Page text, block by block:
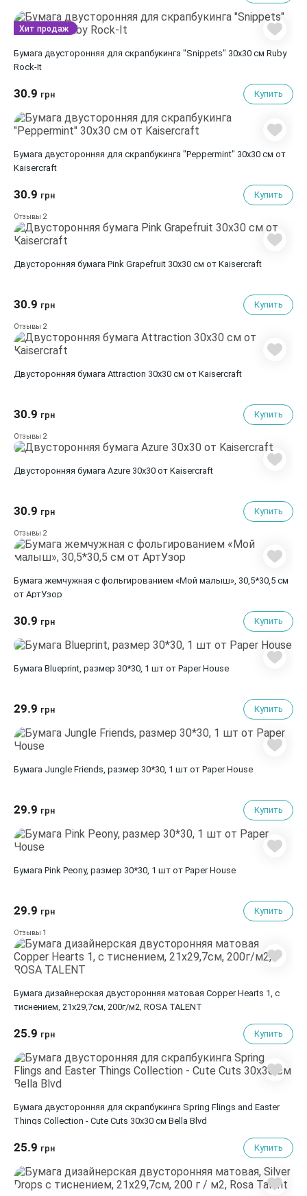
Бумага двусторонняя для скрапбукинга "Snippets" 30х30 см Ruby
Rock-It
30.9 грн Купить
Хит продаж
Бумага двусторонняя для скрапбукинга "Peppermint" 30х30 см от
Kaisercraft
30.9 грн Купить
Отзывы 2
Двусторонняя бумага Pink Grapefruit 30х30 см от Kaisercraft
30.9 грн Купить
Отзывы 2
Двусторонняя бумага Attraction 30х30 см от Kaisercraft
30.9 грн Купить
Отзывы 2
Двусторонняя бумага Azure 30х30 от Kaisercraft
30.9 грн Купить
Отзывы 2
Бумага жемчужная с фольгированием «Мой малыш», 30,5*30,5 см
от АртУзор
30.9 грн Купить
Бумага Blueprint, размер 30*30, 1 шт от Paper House
29.9 грн Купить
Бумага Jungle Friends, размер 30*30, 1 шт от Paper House
29.9 грн Купить
Бумага Pink Peony, размер 30*30, 1 шт от Paper House
29.9 грн Купить
Отзывы 1
Бумага дизайнерская двусторонняя матовая Copper Hearts 1, с
тиснением, 21х29,7см, 200г/м2, ROSA TALENT
25.9 грн Купить
Бумага двусторонняя для скрапбукинга Spring Flings and Easter
Things Collection - Cute Cuts 30х30 см Bella Blvd
25.9 грн Купить